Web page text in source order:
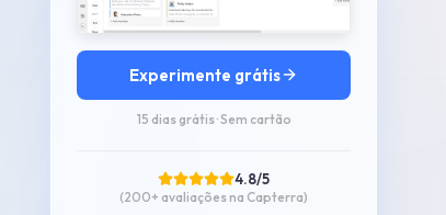
Experimente grátis
15 dias grátis · Sem cartão
4.8/5
(200+ avaliações na Capterra)